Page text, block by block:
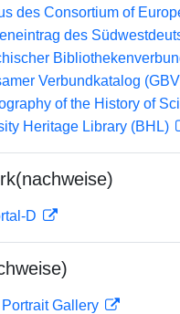
des Consortium of
des
Verbundkatalog
of the History of
Heritage Library (BHL)
D
Gallery